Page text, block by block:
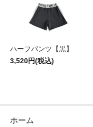
ハーフパンツ【黒】
3,520円(税込)
ホーム